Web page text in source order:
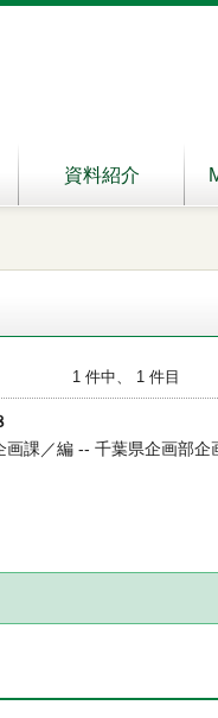
資料紹介
1 件中、 1 件目
画課／編 -- 千葉県企画部